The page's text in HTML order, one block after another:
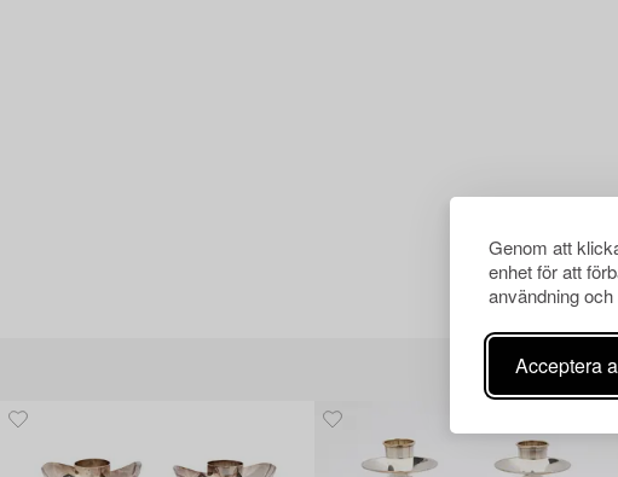
Genom att
enhet för att
användning
Acceptera